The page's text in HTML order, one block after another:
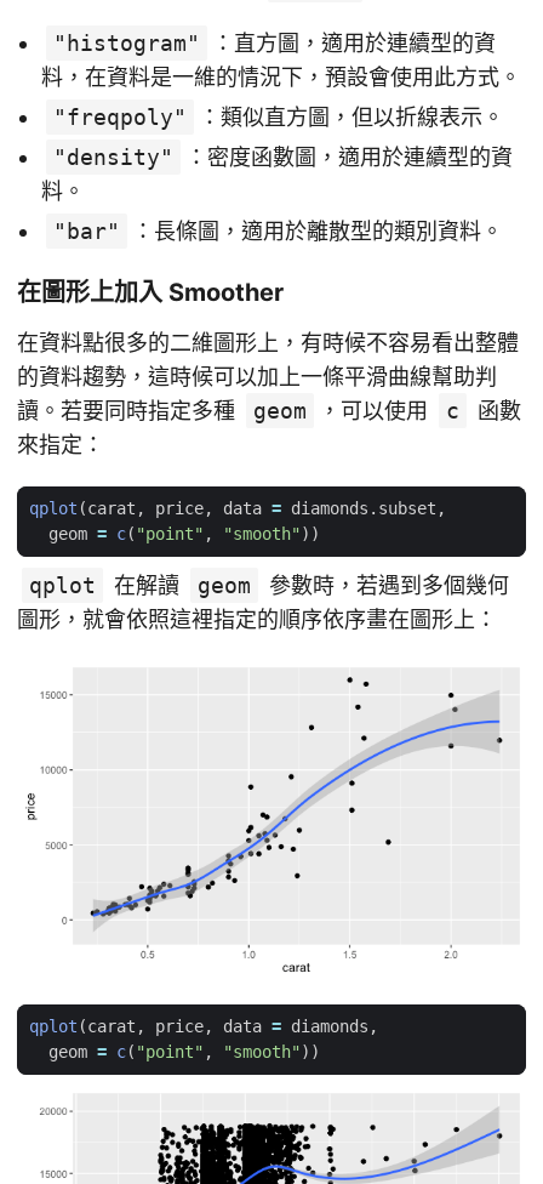
"histogram"
：直方圖，適用於連續型的資
料，在資料是一維的情況下，預設會使用此方式。
"freqpoly"
：類似直方圖，但以折線表示。
"density"
：密度函數圖，適用於連續型的資
料。
"bar"
：長條圖，適用於離散型的類別資料。
在圖形上加入 Smoother
在資料點很多的二維圖形上，有時候不容易看出整體
的資料趨勢，這時候可以加上一條平滑曲線幫助判
讀。若要同時指定多種
geom ，可以使用 c
函數
來指定：
qplot (carat , price, data = diamonds.subset ,
geom = c( "point" , "smooth"))
qplot 在解讀 geom
參數時，若遇到多個幾何
圖形，就會依照這裡指定的順序依序畫在圖形上：
qplot (carat , price, data = diamonds ,
geom = c( "point" , "smooth"))